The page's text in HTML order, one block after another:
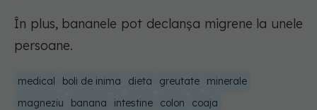
În plus, bananele pot declanșa migrene la unele
persoane.
medical boli de inima dieta greutate
minerale
magneziu
banana intestine colon
coaja